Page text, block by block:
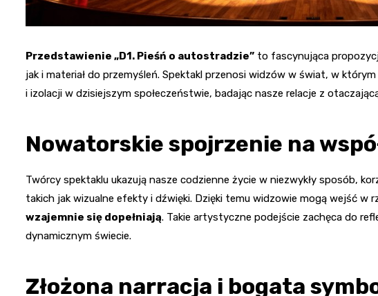
Przedstawienie „D1. Pieśń o autostradzie” to fascynująca
jak i materiał do przemyśleń. Spektakl przenosi widzów w świat, w
i izolacji w dzisiejszym społeczeństwie, badając nasze relacje z
Nowatorskie spojrzenie na
Twórcy spektaklu ukazują nasze codzienne życie w niezwykły sposób,
takich jak wizualne efekty i dźwięki. Dzięki temu widzowie mogą wejść w
wzajemnie się dopełniają. Takie artystyczne podejście zachęca do
dynamicznym świecie.
Złożona narracja i bogata